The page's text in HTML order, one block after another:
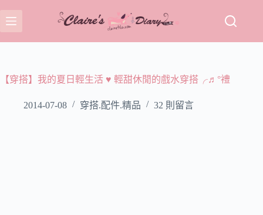
至
主
容【穿搭】我的夏日輕生活 ♥ 輕甜休閒的戲水穿搭╭♬°禮
2014-07-08 穿搭.配件.精品 32 則留言